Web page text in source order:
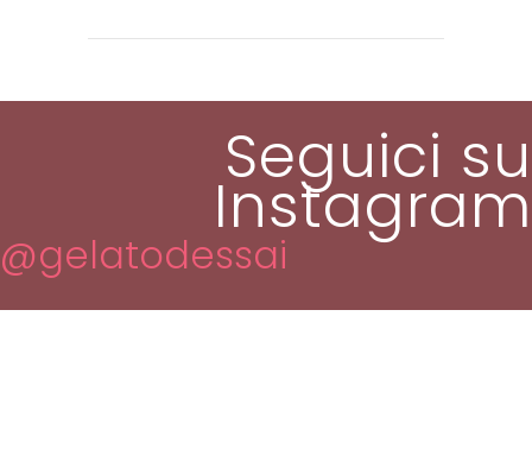
Seguici su
Instagram
@gelatodessai